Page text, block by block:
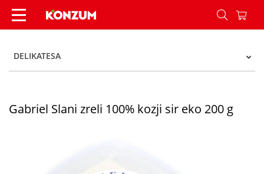
Gabriel Slani zreli sir od 100% kozjeg mlijeka
DELIKATESA
Gabriel Slani zreli 100% kozji sir eko 200 g